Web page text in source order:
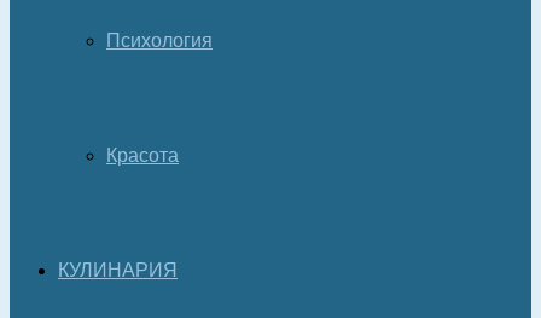
Психология
Красота
КУЛИНАРИЯ